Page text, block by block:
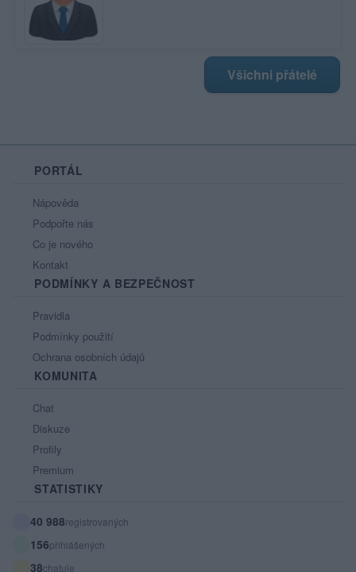
Všichni přátelé
PORTÁL
Nápověda
Podpořte nás
Co je nového
Kontakt
PODMÍNKY A BEZPEČNOST
Pravidla
Podmínky použití
Ochrana osobních údajů
KOMUNITA
Chat
Diskuze
Profily
Premium
STATISTIKY
40 988registrovaných
156přihlášených
38chatuje